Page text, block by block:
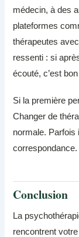
médecin, à des
plateformes
thérapeutes
ressenti : si
écouté, c’est
Si la première
Changer de
normale. Parfois
correspondance.
Conclusion
La
rencontrent